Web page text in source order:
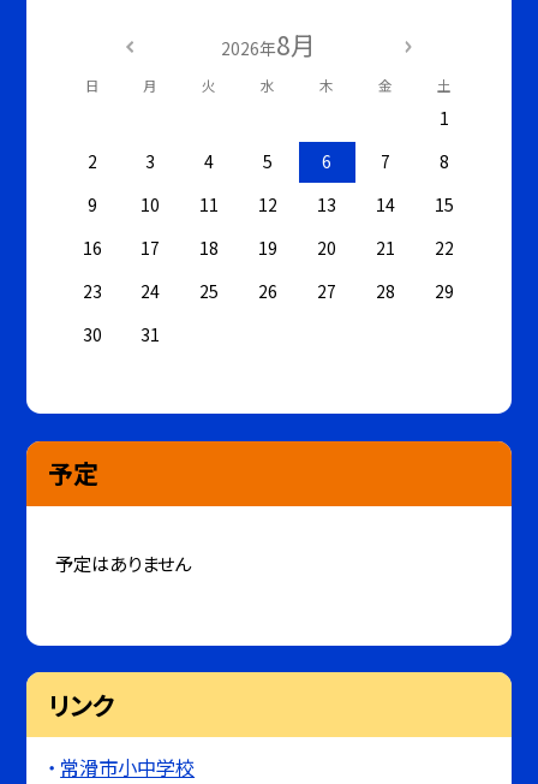
2026年8月
日 月 火 水 木 金 土
1
2
3 4 5 6 7
8
9
10 11 12 13 14
15
16
17 18 19 20 21
22
23
24 25 26 27 28
29
30
31
予定
予定はありません
リンク
常滑市小中学校